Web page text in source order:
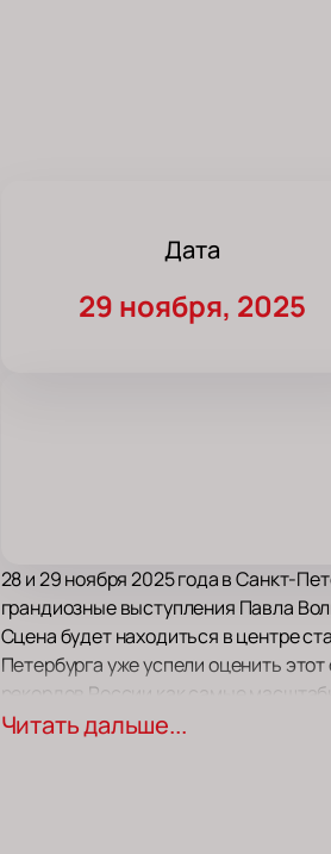
Дата
29 ноября, 2025
28 и 29 ноября 2025 года в Санкт-
грандиозные выступления Павла
Сцена будет находиться в центре
Петербурга уже успели оценить
рекордов России как самые
впечатляющими!
Читать дальше...